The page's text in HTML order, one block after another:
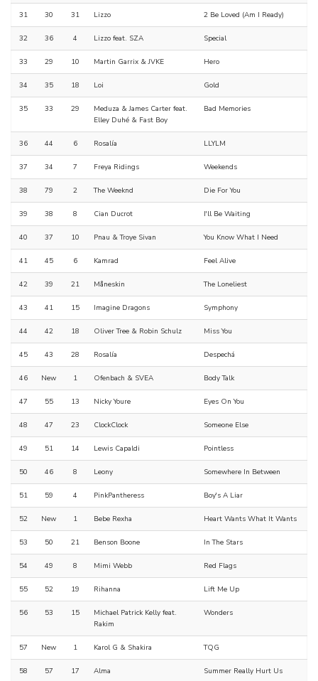
31 30 31 Lizzo 2 Be Loved (Am I Ready)
32 36 4 Lizzo feat. SZA Special
33 29 10 Martin Garrix & JVKE Hero
34 35 18 Loi Gold
35 33 29
Meduza & James Carter feat.
Elley Duhé & Fast Boy
Bad Memories
36 44 6 Rosalía LLYLM
37 34 7 Freya Ridings Weekends
38 79 2 The Weeknd Die For You
39 38 8 Cian Ducrot I'll Be Waiting
40 37 10 Pnau & Troye Sivan You Know What I Need
41 45 6 Kamrad Feel Alive
42 39 21 Måneskin The Loneliest
43 41 15 Imagine Dragons Symphony
44 42 18 Oliver Tree & Robin Schulz Miss You
45 43 28 Rosalía Despechá
46 New 1 Ofenbach & SVEA Body Talk
47 55 13 Nicky Youre Eyes On You
48 47 23 ClockClock Someone Else
49 51 14 Lewis Capaldi Pointless
50 46 8 Leony Somewhere In Between
51 59 4 PinkPantheress Boy's A Liar
52 New 1 Bebe Rexha Heart Wants What It Wants
53 50 21 Benson Boone In The Stars
54 49 8 Mimi Webb Red Flags
55 52 19 Rihanna Lift Me Up
56 53 15
Michael Patrick Kelly feat.
Rakim
Wonders
57 New 1 Karol G & Shakira TQG
58 57 17 Alma Summer Really Hurt Us